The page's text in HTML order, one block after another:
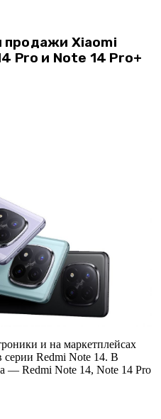
продажи Xiaomi
Pro и Note 14 Pro+
и на маркетплейсах
серии Redmi Note 14. В
— Redmi Note 14, Note 14 Pro